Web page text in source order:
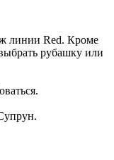
линии Red. Кроме
рубашку или